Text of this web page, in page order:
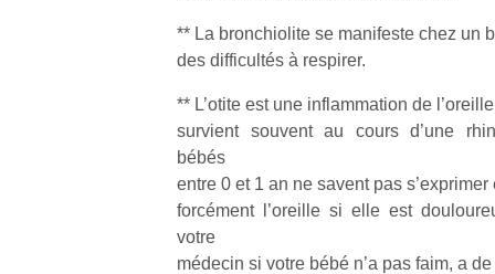
** La bronchiolite se manifeste chez un
des difficultés à respirer.
** L’otite est une inflammation de
survient souvent au cours d’une
bébés
entre 0 et 1 an ne savent pas
forcément l’oreille si elle est
votre
médecin si votre bébé n’a pas faim, a
n’est pas
toujours
Conjuguer
ou
apprentissage…
rêvée
de…